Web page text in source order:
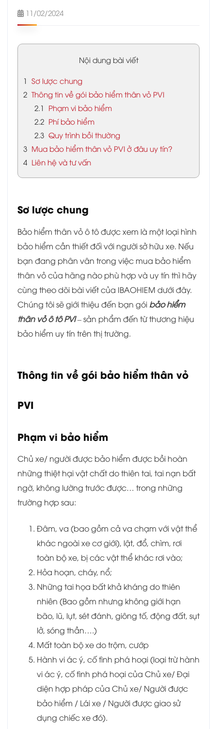
11/02/2024
Nội dung bài viết
1 Sơ lược chung
2 Thông tin về gói bảo hiểm thân vỏ PVI
2.1
Phạm vi bảo hiểm
2.2 Phí bảo hiểm
2.3 Quy trình bồi thường
3 Mua bảo hiểm thân vỏ PVI ở đâu uy tín?
4 Liên hệ và tư vấn
Sơ lược chung
Bảo hiểm thân vỏ ô tô được xem là một loại hình
bảo hiểm cần thiết đối với người sở hữu xe. Nếu
bạn đang phân vân trong việc mua bảo hiểm
thân vỏ của hãng nào phù hợp và uy tín thì hãy
cùng theo dõi bài viết của IBAOHIEM dưới đây.
Chúng tôi sẽ giới thiệu đến bạn gói bảo hiểm
thân vỏ ô tô PVI– sản phẩm đến từ thương hiệu
bảo hiểm uy tín trên thị trường.
Thông tin về gói bảo hiểm thân vỏ
PVI
Phạm vi bảo hiểm
Chủ xe/ người được bảo hiểm được bồi hoàn
những thiệt hại vật chất do thiên tai, tai nạn bất
ngờ, không lường trước được… trong những
trường hợp sau:
Đâm, va (bao gồm cả va chạm với vật thể
khác ngoài xe cơ giới), lật, đổ, chìm, rơi
toàn bộ xe, bị các vật thể khác rơi vào;
Hỏa hoạn, cháy, nổ;
Những tai họa bất khả kháng do thiên
nhiên (Bao gồm nhưng không giới hạn
bão, lũ, lụt, sét đánh, giông tố, động đất, sụt
lở, sóng thần….)
Mất toàn bộ xe do trộm, cướp
Hành vi ác ý, cố tình phá hoại (loại trừ hành
vi ác ý, cố tình phá hoại của Chủ xe/ Đại
diện hợp pháp của Chủ xe/ Người được
bảo hiểm / Lái xe / Người được giao sử
dụng chiếc xe đó).